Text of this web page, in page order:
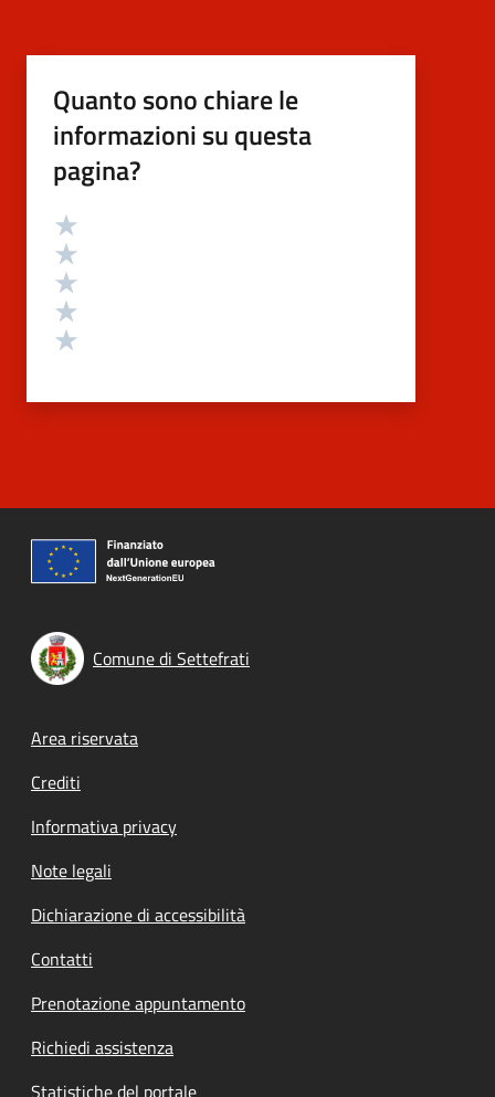
Quanto sono chiare le
informazioni su questa
pagina?
Valutazione
Comune di Settefrati
Footer menu
Area riservata
Crediti
Informativa privacy
Note legali
Dichiarazione di accessibilità
Contatti
Prenotazione appuntamento
Richiedi assistenza
Statistiche del portale